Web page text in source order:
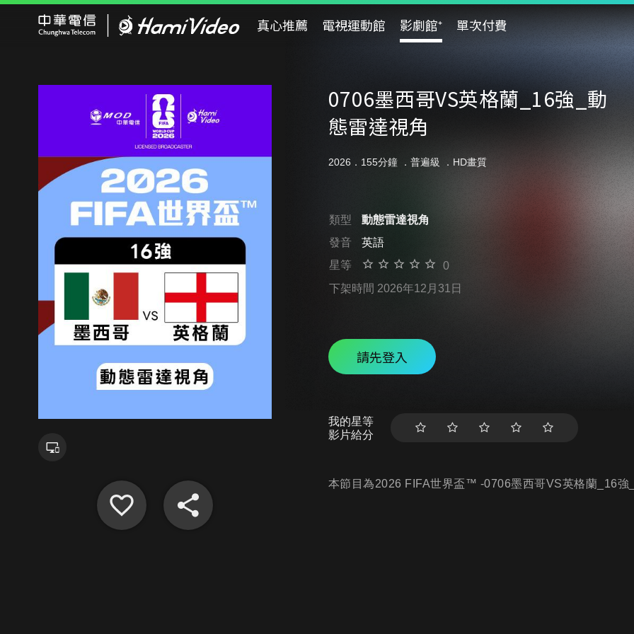
真心推薦 電視運動館 影劇館⁺ 單次付費
0706墨西哥VS英格蘭_16強_動
態雷達視角
2026．155分鐘 ． 普遍級 ．HD畫質
類型
動態雷達視角
發音
英語
星等
0
下架時間 2026年12月31日
請先登入
我的星等
影片給分
本節目為2026 FIFA世界盃™ -0706墨西哥VS英格蘭_16強